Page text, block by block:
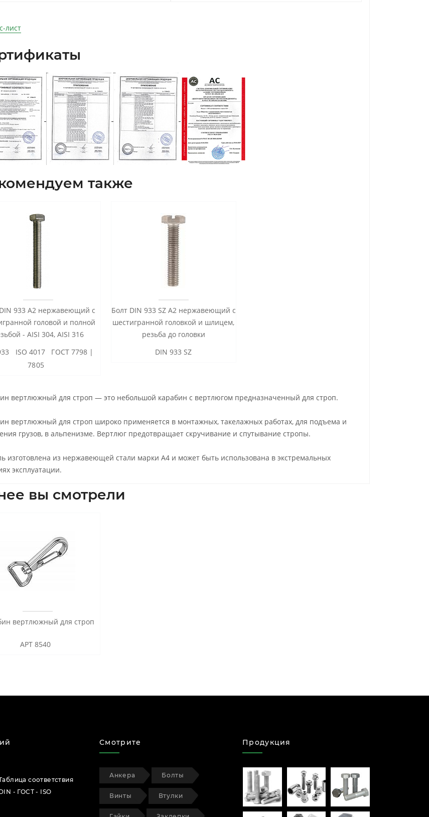
лист
также
933 А2 нержавеющий с
головой и полной
- AISI 304, AISI 316
ISO 4017 ГОСТ 7798 |
7805
Болт DIN 933 SZ А2 нержавеющий с
шестигранной головкой и шлицем,
резьба до головки
DIN 933 SZ
вертлюжный для строп — это небольшой карабин с вертлюгом предназначенный для строп.
вертлюжный для строп широко применяется в монтажных, такелажных работах, для подъема и
грузов, в альпенизме. Вертлюг предотвращает скручивание и спутывание стропы.
изготовлена из нержавеющей стали марки А4 и может быть использована в экстремальных
эксплуатации.
вы смотрели
вертлюжный для строп
АРТ 8540
соответствия
- ГОСТ - ISO
Смотрите
Анкера Болты
Винты Втулки
Продукция